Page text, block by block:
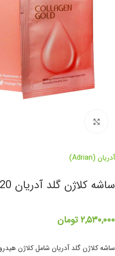
آدریان (Adrian)
ساشه کلاژن گلد آدریان 20 عدد
۲,۵۳۰,۰۰۰ تومان
ساشه کلاژن گلد آدریان شامل کلاژن